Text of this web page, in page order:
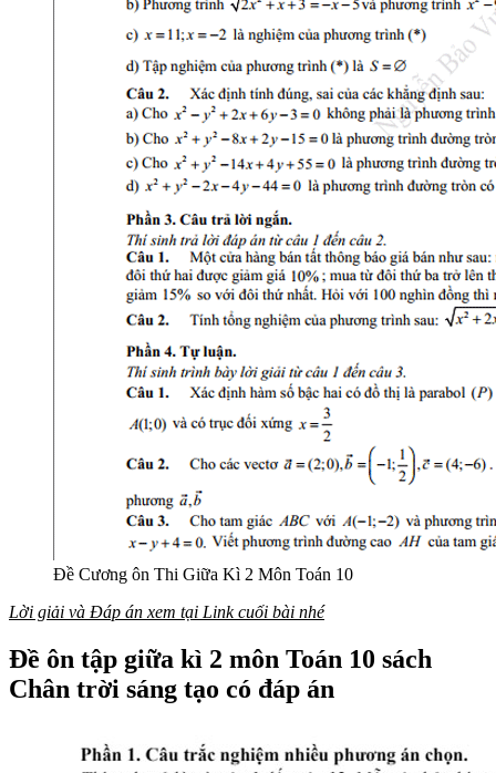
Đề Cương ôn Thi Giữa Kì 2 Môn Toán 10
Lời giải và Đáp án xem tại Link cuối bài nhé
Đề ôn tập giữa kì 2 môn Toán 10 sách
Chân trời sáng tạo có đáp án